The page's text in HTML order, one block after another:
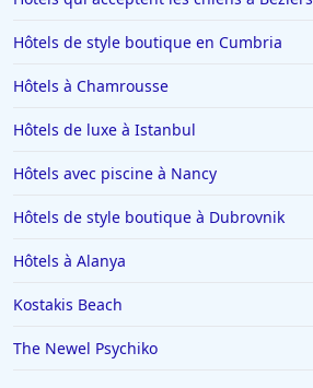
Hôtels en Lorraine
Hôtels à Monte Carlo
Hôtels à Châtillon-sur-Seine
Hôtels à Brest
Hôtels dans Loctudy
Hôtels à Auron
Hôtels de style boutique en Cumbria
Hôtels à Chamrousse
Hôtels de luxe à Istanbul
Hôtels avec piscine à Nancy
Hôtels de style boutique à Dubrovnik
Hôtels à Alanya
Kostakis Beach
The Newel Psychiko